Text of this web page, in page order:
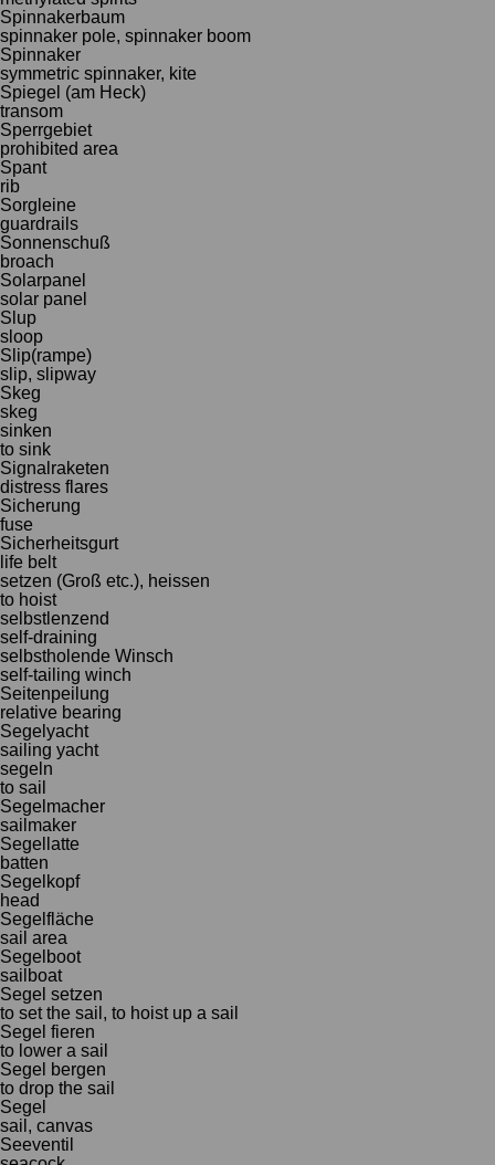
Spinnakerbaum
spinnaker pole, spinnaker boom
Spinnaker
symmetric spinnaker, kite
Spiegel (am Heck)
transom
Sperrgebiet
prohibited area
Spant
rib
Sorgleine
guardrails
Sonnenschuß
broach
Solarpanel
solar panel
Slup
sloop
Slip(rampe)
slip, slipway
Skeg
skeg
sinken
to sink
Signalraketen
distress flares
Sicherung
fuse
Sicherheitsgurt
life belt
setzen (Groß etc.), heissen
to hoist
selbstlenzend
self-draining
selbstholende Winsch
self-tailing winch
Seitenpeilung
relative bearing
Segelyacht
sailing yacht
segeln
to sail
Segelmacher
sailmaker
Segellatte
batten
Segelkopf
head
Segelfläche
sail area
Segelboot
sailboat
Segel setzen
to set the sail, to hoist up a sail
Segel fieren
to lower a sail
Segel bergen
to drop the sail
Segel
sail, canvas
Seeventil